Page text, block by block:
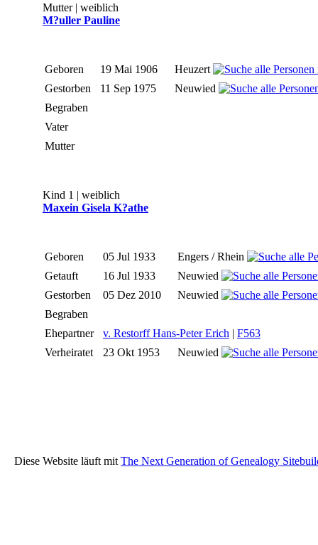
Mutter | weiblich
M?uller Pauline
Geboren 19 Mai 1906
Heuzert
Gestorben
11 Sep 1975
Neuwied
Begraben
Vater
Mutter
Kind 1 | weiblich
Maxein Gisela K?athe
Geboren 05 Jul 1933
Engers / Rhein
Getauft
16 Jul 1933
Neuwied
Gestorben
05 Dez 2010
Neuwied
Begraben
Ehepartner
v. Restorff Hans-Peter Erich | F563
Verheiratet
23 Okt 1953 Neuwied
Diese Website läuft mit The Next Generation of Genealogy